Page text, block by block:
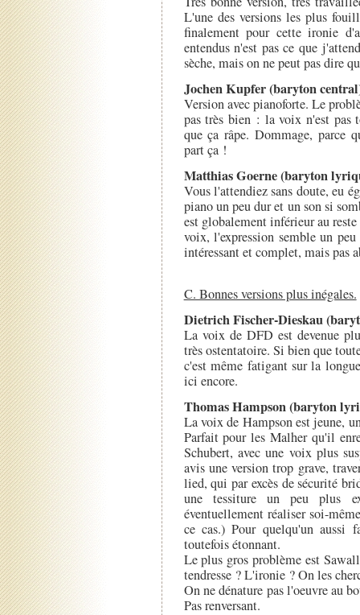
L'une des versions les plus
finalement pour cette ironie
entendus n'est pas ce que
sèche, mais on ne peut pas dire
Jochen Kupfer (baryton
Version avec pianoforte. Le
pas très bien : la voix n'est pas
que ça râpe. Dommage, parce
part ça !
Matthias Goerne (baryton
Vous l'attendiez sans doute, eu
piano un peu dur et un son si
est globalement inférieur au
voix, l'expression semble un
intéressant et complet, mais pas
C. Bonnes versions plus inégales.
Dietrich Fischer-Dieskau
La voix de DFD est devenue
très ostentatoire. Si bien que
c'est même fatigant sur la
ici encore.
Thomas Hampson (baryton
La voix de Hampson est jeune,
Parfait pour les Malher qu'il
Schubert, avec une voix plus
avis une version trop grave,
lied, qui par excès de sécurité
une tessiture un peu plus
éventuellement réaliser soi-
ce cas.) Pour quelqu'un aussi
toutefois étonnant.
Le plus gros problème est
tendresse ? L'ironie ? On les
On ne dénature pas l'oeuvre au
Pas renversant.